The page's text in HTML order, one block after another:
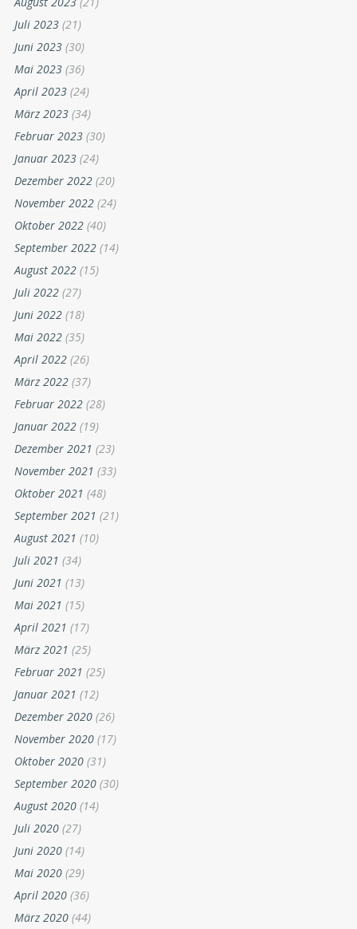
Juli 2023 (21)
Juni 2023 (30)
Mai 2023 (36)
April 2023 (24)
März 2023 (34)
Februar 2023 (30)
Januar 2023 (24)
Dezember 2022 (20)
November 2022 (24)
Oktober 2022 (40)
September 2022 (14)
August 2022 (15)
Juli 2022 (27)
Juni 2022 (18)
Mai 2022 (35)
April 2022 (26)
März 2022 (37)
Februar 2022 (28)
Januar 2022 (19)
Dezember 2021 (23)
November 2021 (33)
Oktober 2021 (48)
September 2021 (21)
August 2021 (10)
Juli 2021 (34)
Juni 2021 (13)
Mai 2021 (15)
April 2021 (17)
März 2021 (25)
Februar 2021 (25)
Januar 2021 (12)
Dezember 2020 (26)
November 2020 (17)
Oktober 2020 (31)
September 2020 (30)
August 2020 (14)
Juli 2020 (27)
Juni 2020 (14)
Mai 2020 (29)
April 2020 (36)
März 2020 (44)